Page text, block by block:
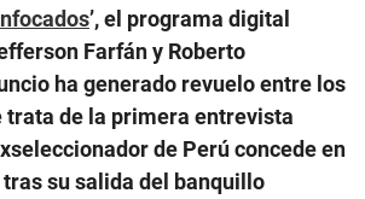
’, el programa digital
Farfán y Roberto
ha generado revuelo entre los
trata de la primera entrevista
de Perú concede en
su salida del banquillo